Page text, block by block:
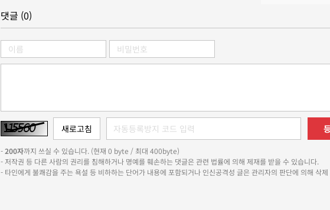
댓글 (0)
-200자까지 쓰실 수 있습니다. (현재 0 byte / 최대 400byte)
- 저작권 등 다른 사람의 권리를 침해하거나 명예를 훼손하는 댓글은 관련 법률에 의해 제재를 받을 수 있습니다.
- 타인에게 불쾌감을 주는 욕설 등 비하하는 단어가 내용에 포함되거나 인신공격성 글은 관리자의 판단에 의해 삭제